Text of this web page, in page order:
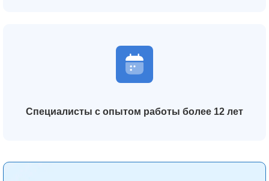
Специалисты с опытом работы более 12 лет